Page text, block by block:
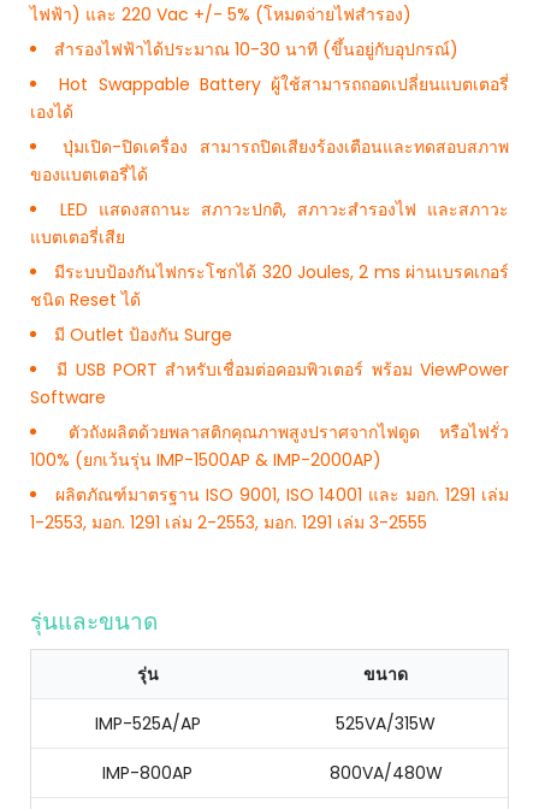
ไฟฟ้า) และ 220 Vac +/- 5% (โหมดจ่ายไฟสำรอง)
สำรองไฟฟ้าได้ประมาณ 10-30 นาที (ขึ้นอยู่กับอุปกรณ์)
Hot Swappable Battery ผู้ใช้สามารถถอดเปลี่ยนแบตเตอรี่
เองได้
ปุ่มเปิด-ปิดเครื่อง สามารถปิดเสียงร้องเตือนและทดสอบสภาพ
ของแบตเตอรี่ได้
LED แสดงสถานะ สภาวะปกติ, สภาวะสำรองไฟ และสภาวะ
แบตเตอรี่เสีย
มีระบบป้องกันไฟกระโชกได้ 320 Joules, 2 ms ผ่านเบรคเกอร์
ชนิด Reset ได้
มี Outlet ป้องกัน Surge
มี USB PORT สำหรับเชื่อมต่อคอมพิวเตอร์ พร้อม ViewPower
Software
ตัวถังผลิตด้วยพลาสติกคุณภาพสูงปราศจากไฟดูด หรือไฟรั่ว
100% (ยกเว้นรุ่น IMP-1500AP & IMP-2000AP)
ผลิตภัณฑ์มาตรฐาน ISO 9001, ISO 14001 และ มอก. 1291 เล่ม
1-2553, มอก. 1291 เล่ม 2-2553, มอก. 1291 เล่ม 3-2555
รุ่นและขนาด
รุ่น ขนาด
IMP-525A/AP 525VA/315W
IMP-800AP 800VA/480W